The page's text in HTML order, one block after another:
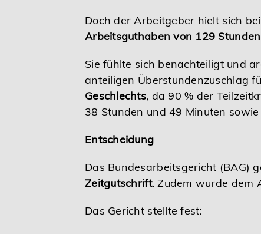
Doch der Arbeitgeber hielt sich
Arbeitsguthaben von 129
Sie fühlte sich benachteiligt und
anteiligen Überstundenzuschlag
Geschlechts, da 90 % der
38 Stunden und 49 Minuten
Entscheidung
Das Bundesarbeitsgericht (BAG)
Zeitgutschrift. Zudem wurde dem
Das Gericht stellte fest: